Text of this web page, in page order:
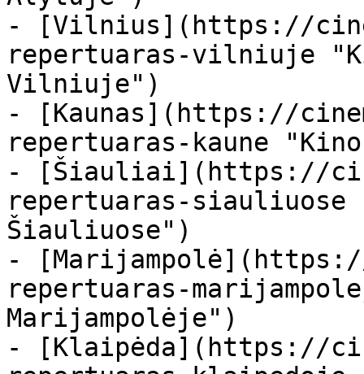
- [Vilnius](https://
repertuaras-vilniuje
Vilniuje")
- [Kaunas](https://
repertuaras-kaune
- [Šiauliai](https://
repertuaras-
Šiauliuose")
-
repertuaras-
Marijampolėje")
- [Klaipėda](https://